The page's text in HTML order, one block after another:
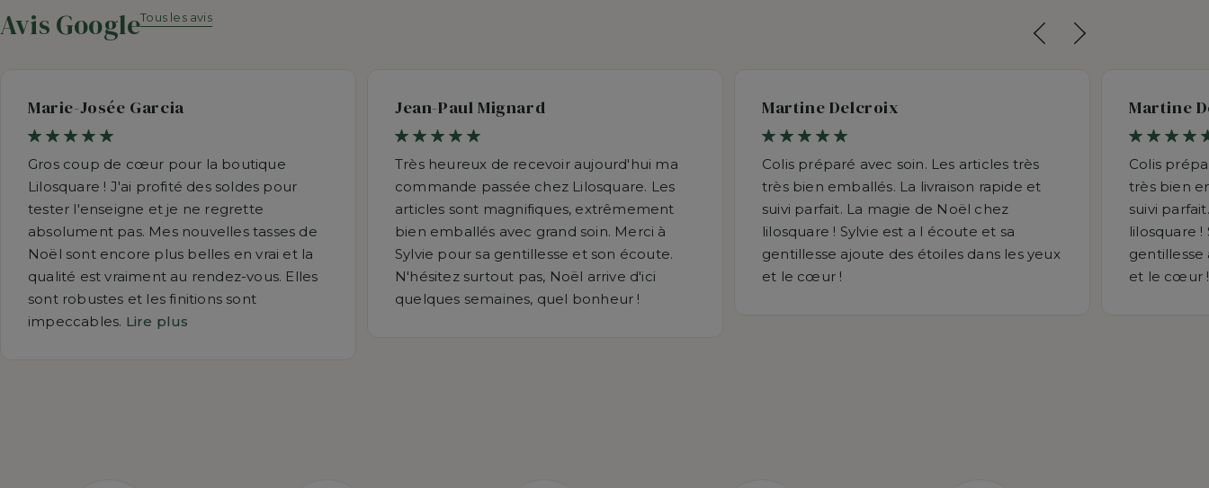
Avis GoogleTous les avis
Marie-Josée Garcia
Gros coup de cœur pour la boutique
Lilosquare ! J'ai profité des soldes pour
tester l'enseigne et je ne regrette
absolument pas. Mes nouvelles tasses de
Noël sont encore plus belles en vrai et la
qualité est vraiment au rendez-vous. Elles
sont robustes et les finitions sont
impeccables. Lire plus
Jean-Paul Mignard
Très heureux de recevoir aujourd'hui ma
commande passée chez Lilosquare. Les
articles sont magnifiques, extrêmement
bien emballés avec grand soin. Merci à
Sylvie pour sa gentillesse et son écoute.
N'hésitez surtout pas, Noël arrive d'ici
quelques semaines, quel bonheur !
Martine Delcroix
Colis préparé avec soin. Les articles très
très bien emballés. La livraison rapide et
suivi parfait. La magie de Noël chez
lilosquare ! Sylvie est a l écoute et sa
gentillesse ajoute des étoiles dans les yeux
et le cœur !
Martine
Colis
très bien
suivi
lilosquare !
gentillesse
et le cœur !